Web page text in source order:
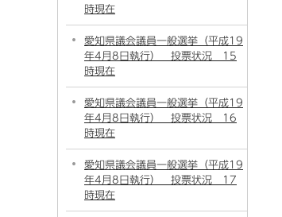
時現在
愛知県議会議員一般選挙（平成19
年4月8日執行） 投票状況 15
時現在
愛知県議会議員一般選挙（平成19
年4月8日執行） 投票状況 16
時現在
愛知県議会議員一般選挙（平成19
年4月8日執行） 投票状況 17
時現在